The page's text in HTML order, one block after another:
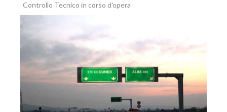
Controllo Tecnico in corso d'opera